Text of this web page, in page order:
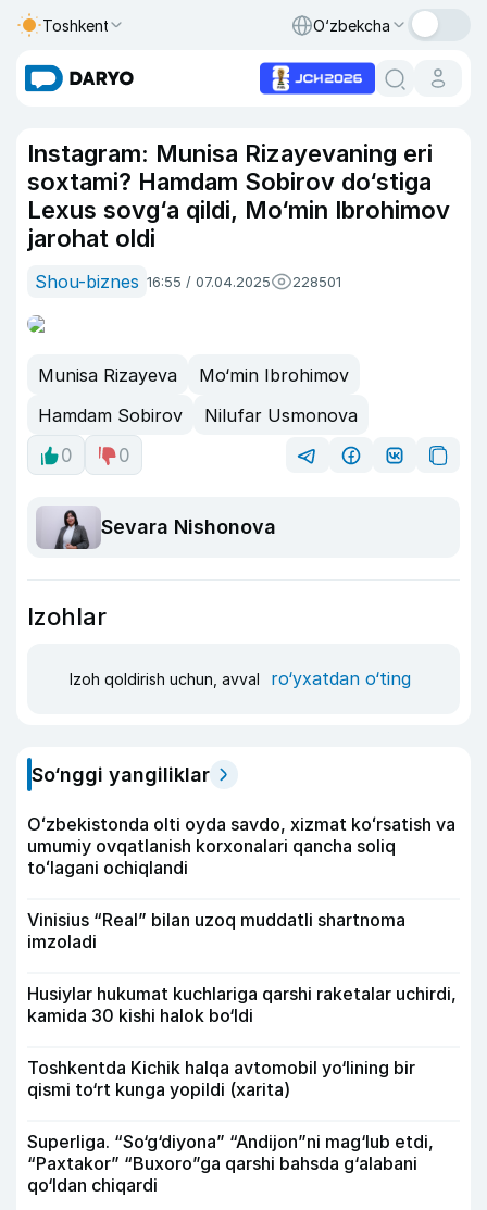
Toshkent O‘zbekcha
Instagram: Munisa Rizayevaning eri
soxtami? Hamdam Sobirov do‘stiga
Lexus sovg‘a qildi, Mo‘min Ibrohimov
jarohat oldi
Shou-biznes 16:55 / 07.04.2025 228501
Munisa Rizayeva
Mo‘min Ibrohimov
Hamdam Sobirov
Nilufar Usmonova
0
0
Sevara Nishonova
Izohlar
Izoh qoldirish uchun, avval ro‘yxatdan o‘ting
So‘nggi yangiliklar
Oʻzbekistonda olti oyda savdo, xizmat koʻrsatish va
umumiy ovqatlanish korxonalari qancha soliq
toʻlagani ochiqlandi
Vinisius “Real” bilan uzoq muddatli shartnoma
imzoladi
Husiylar hukumat kuchlariga qarshi raketalar uchirdi,
kamida 30 kishi halok bo‘ldi
Toshkentda Kichik halqa avtomobil yo‘lining bir
qismi to‘rt kunga yopildi (xarita)
Superliga. “So‘g‘diyona” “Andijon”ni mag‘lub etdi,
“Paxtakor” “Buxoro”ga qarshi bahsda g‘alabani
qo‘ldan chiqardi